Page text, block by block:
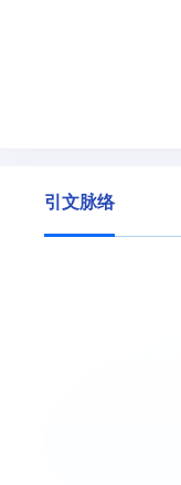
引文脉络